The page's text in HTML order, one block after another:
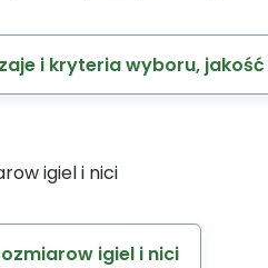
i kryteria wyboru,
igiel i nici
igiel i nici